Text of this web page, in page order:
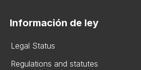
Información de ley
Legal Status
Regulations and statutes